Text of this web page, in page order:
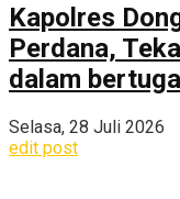
Kapolres
Perdana,
dalam
Selasa, 28 Juli 2026
edit post